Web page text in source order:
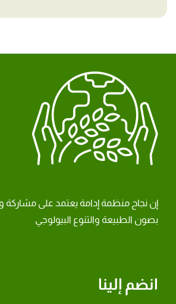
انضم إلينا
إن نجاح منظمة إدامة يعتمد على مشاركة
بصون الطبيعة والتنوع البيولوجي